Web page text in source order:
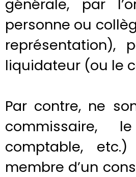
générale, par
personne ou
représentation),
liquidateur (ou le
Par contre, ne
commissaire,
comptable,
membre d’un